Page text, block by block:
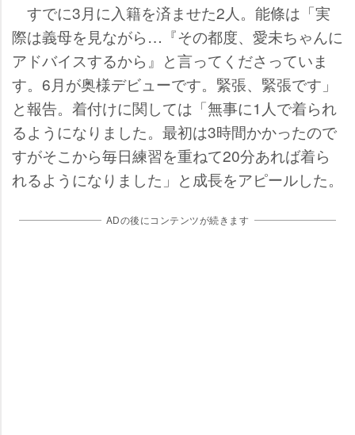
すでに3月に入籍を済ませた2人。能條は「実
際は義母を見ながら…『その都度、愛未ちゃんに
アドバイスするから』と言ってくださっていま
す。6月が奥様デビューです。緊張、緊張です」
と報告。着付けに関しては「無事に1人で着られ
るようになりました。最初は3時間かかったので
すがそこから毎日練習を重ねて20分あれば着ら
れるようになりました」と成長をアピールした。
ADの後にコンテンツが続きます